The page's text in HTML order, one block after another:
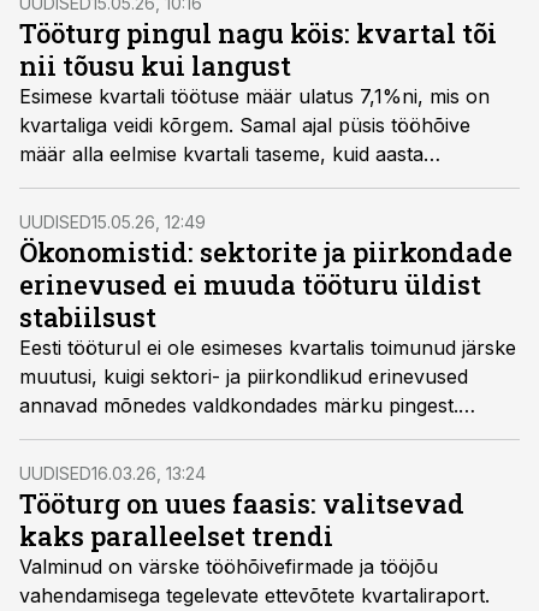
Tööturg pingul nagu köis: kvartal tõi
nii tõusu kui langust
Esimese kvartali töötuse määr ulatus 7,1%ni, mis on
kvartaliga veidi kõrgem. Samal ajal püsis tööhõive
määr alla eelmise kvartali taseme, kuid aasta
varasemast kõrgem.
UUDISED15.05.26, 12:49
Ökonomistid: sektorite ja piirkondade
erinevused ei muuda tööturu üldist
stabiilsust
Eesti tööturul ei ole esimeses kvartalis toimunud järske
muutusi, kuigi sektori- ja piirkondlikud erinevused
annavad mõnedes valdkondades märku pingest.
Analüütikud rõhutavad, et üldine pilt on endiselt tugev.
UUDISED16.03.26, 13:24
Tööturg on uues faasis: valitsevad
kaks paralleelset trendi
Valminud on värske tööhõivefirmade ja tööjõu
vahendamisega tegelevate ettevõtete kvartaliraport.